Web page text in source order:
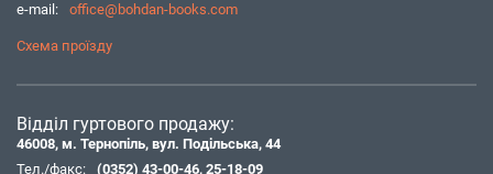
e-mail:
office@bohdan-books.com
Схема проїзду
Відділ гуртового продажу:
46008, м. Тернопіль, вул. Подільська, 44
Тел./факс:
(0352) 43-00-46, 25-18-09